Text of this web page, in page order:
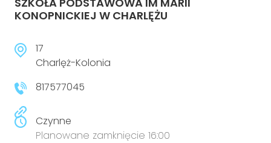
KONOPNICKIEJ W CHARLĘŻU
17
Charlęż-Kolonia
817577045
Czynne
Planowane zamknięcie 16:00